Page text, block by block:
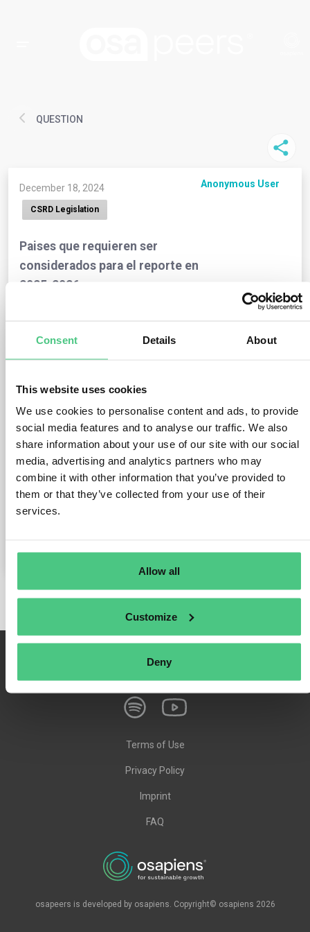
Consent Details About
This website uses cookies
We use cookies to personalise content and ads, to provide
social media features and to analyse our traffic. We also
share information about your use of our site with our social
media, advertising and analytics partners who may
combine it with other information that you’ve provided to
them or that they’ve collected from your use of their
services.
Allow all
Customize
Deny
QUESTION
December 18, 2024 Anonymous User
CSRD Legislation
Paises que requieren ser
considerados para el reporte en
2025-2026
Hola, si una empresa tiene subsidiarias, filiales o
¿debe de reportar su informacion y formar parte
de el reporte de CSRD del grupo?
en Marruecos. En el reporte del próximo año,
¿debe incluir a la empresa en ese país?
Muchas gracias.
The question is archived in CSRD Translate
0
Terms of Use
Privacy Policy
Imprint
FAQ
osapeers is developed by osapiens. Copyright© osapiens 2026